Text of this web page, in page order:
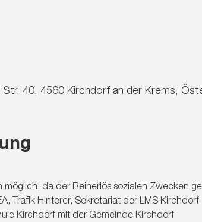
40, 4560 Kirchdorf an der Krems,
da der Reinerlös sozialen Zwecken
Trafik Hinterer, Sekretariat der LMS Kirchdorf
Kirchdorf mit der Gemeinde Kirchdorf